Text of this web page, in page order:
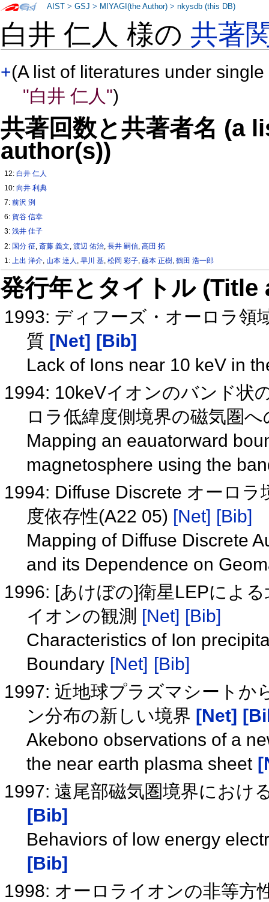
白井 仁人 様の共著
+(A list of literatures under
"白井 仁人")
共著回数と共著者名 (a
author(s))
12:白井 仁人
10:向井 利典
7:前沢 洌
6:賀谷 信幸
3:浅井 佳子
2: 国分 征 ,斎藤 義文 ,渡辺 佑治 ,長井 嗣信 ,高田 拓
1:
上出 洋介 山本 達人 ,早川 基 ,松岡 彩子 ,藤本 正樹 ,鶴田 浩一郎
発行年とタイトル
1993: ディフーズ・オーロラ領
質 [Net] [Bib]
Lack of Ions near 10 keV in
1994: 10keVイオンのバンド状
ロラ低緯度側境界の磁気圏
Mapping an eauatorward
magnetosphere using the
1994: Diffuse Discrete オーロ
度依存性(A22 05) [Net] [Bib]
Mapping of Diffuse Discrete
and its Dependence on
1996: [あけぼの]衛星LEPによ
イオンの観測 [Net] [Bib]
Characteristics of Ion
Boundary [Net] [Bib]
1997: 近地球プラズマシートか
ン分布の新しい境界 [Net]
Akebono observations of a
the near earth plasma sheet
1997: 遠尾部磁気圏境界におけ
[Bib]
Behaviors of low energy
[Bib]
1998: オーロライオンの非等方
AIST >GSJ > MIYAGI(the Author) >nkysdb (this DB)